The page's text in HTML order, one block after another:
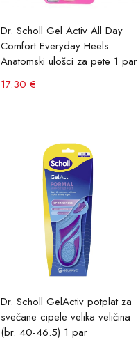
Dr. Scholl Gel Activ All Day
Comfort Everyday Heels
Anatomski ulošci za pete 1 par
17.30 €
Dr. Scholl GelActiv potplat za
svečane cipele velika veličina
(br. 40-46.5) 1 par